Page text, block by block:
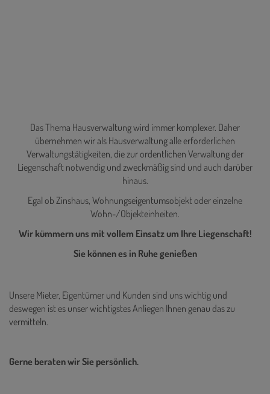
Das Thema Hausverwaltung wird immer komplexer. Daher
übernehmen wir als Hausverwaltung alle erforderlichen
Verwaltungstätigkeiten, die zur ordentlichen Verwaltung der
Liegenschaft notwendig und zweckmäßig sind und auch darüber
hinaus.
Egal ob Zinshaus, Wohnungseigentumsobjekt oder einzelne
Wohn-/Objekteinheiten.
Wir kümmern uns mit vollem Einsatz um Ihre Liegenschaft!
Sie können es in Ruhe genießen
Unsere Mieter, Eigentümer und Kunden sind uns wichtig und
deswegen ist es unser wichtigstes Anliegen Ihnen genau das zu
vermitteln.
Gerne beraten wir Sie persönlich.